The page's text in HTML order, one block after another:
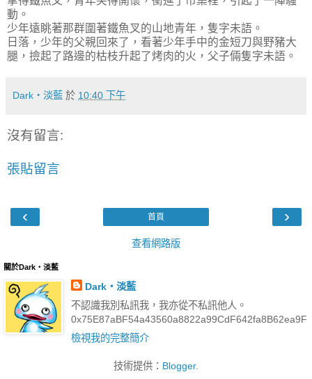
動。
少年遠眺著那群圍著鐵魚叉的山地青年，隻字未語。
日落，少年的父親回來了，看著少年手中的金短刀與野豬大
腿，撿起了路邊的枯枝升起了烤肉的火，父子倆隻字未語。
Dark‧淡藍 於 10:40 下午
沒有留言:
張貼留言
‹ ›
首頁
查看網路版
關於Dark‧淡藍
Dark‧淡藍
不認識我別私訊我，我亦從不私訊他人。
0x75E87aBF54a43560a8822a99CdF642fa8B62ea9F
檢視我的完整簡介
技術提供： Blogger.